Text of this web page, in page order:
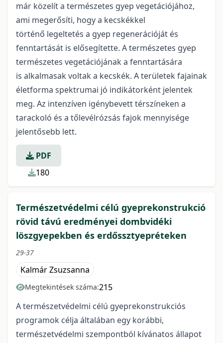
már közelít a természetes gyep vegetációjához,
ami megerősíti, hogy a kecskékkel
történő legeltetés a gyep regenerációját és
fenntartását is elősegítette. A természetes gyep
természetes vegetációjának a fenntartására
is alkalmasak voltak a kecskék. A területek fajainak
életforma spektrumai jó indikátorként jelentek
meg. Az intenzíven igénybevett térszíneken a
tarackoló és a tőlevélrózsás fajok mennyisége
jelentősebb lett.
PDF
180
Természetvédelmi célú gyeprekonstrukció
rövid távú eredményei dombvidéki
löszgyepekben és erdőssztyepréteken
29-37
Kalmár Zsuzsanna
Megtekintések száma:215
A természetvédelmi célú gyeprekonstrukciós
programok célja általában egy korábbi,
természetvédelmi szempontból kívánatos állapot